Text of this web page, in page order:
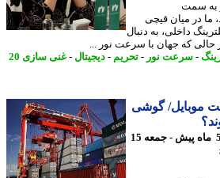
سمت
میان قیچی
داخلی، به دنبال
که جهان با سرعت نور ...
-سرعت نور-تحریم- دیجیتال-
غنی سازی 20
گوشی
5 ماه پیش - جمعه 15